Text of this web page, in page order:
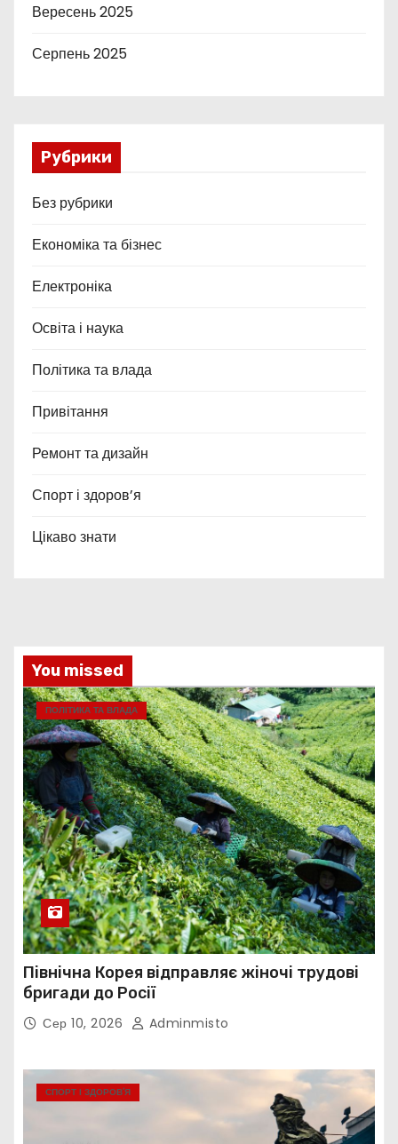
Вересень 2025
Серпень 2025
Рубрики
Без рубрики
Економіка та бізнес
Електроніка
Освіта і наука
Політика та влада
Привітання
Ремонт та дизайн
Спорт і здоров’я
Цікаво знати
You missed
ПОЛІТИКА ТА ВЛАДА
Північна Корея відправляє жіночі трудові
бригади до Росії
Сер 10, 2026 Adminmisto
СПОРТ І ЗДОРОВ’Я